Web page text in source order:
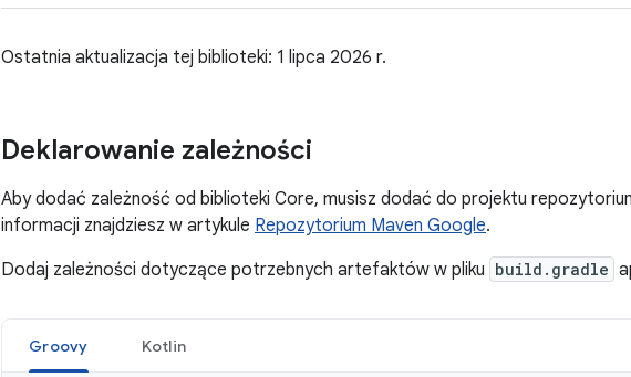
Ostatnia aktualizacja tej biblioteki: 1 lipca 2026 r.
Deklarowanie zależności
Aby dodać zależność od biblioteki Core, musisz dodać do projektu
informacji znajdziesz w artykule Repozytorium Maven Google.
Dodaj zależności dotyczące potrzebnych artefaktów w pliku build.gradle
Groovy Kotlin